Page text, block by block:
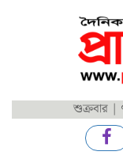
শুক্রবার |